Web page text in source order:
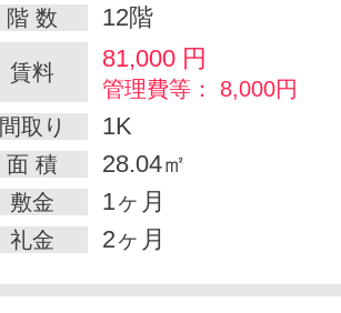
階 数 12階
賃料 81,000 円
管理費等： 8,000円
間取り
1K
面 積 28.04㎡
敷金 1ヶ月
礼金 2ヶ月